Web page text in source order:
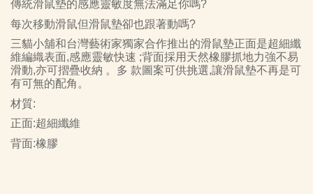
傳統滑鼠墊的感應靈敏度無法滿足你嗎?
每次移動滑鼠但滑鼠墊卻也跟著動嗎?
三貓小舖和台灣藝術家獨家合作推出的滑鼠墊正面是超細纖
維編織表面,感應靈敏快速 ;背面採用天然橡膠抓地力強不易
滑動,亦可摺疊收納 。多 款圖案可供挑選,讓滑鼠墊不再是可
有可無的配角。
材質:
正面:超細纖維
背面:橡膠